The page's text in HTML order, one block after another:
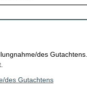
des
des Gutachtens